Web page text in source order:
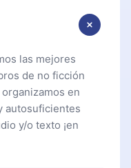
las mejores
de no ficción
en
autosuficientes
y/o texto ¡en